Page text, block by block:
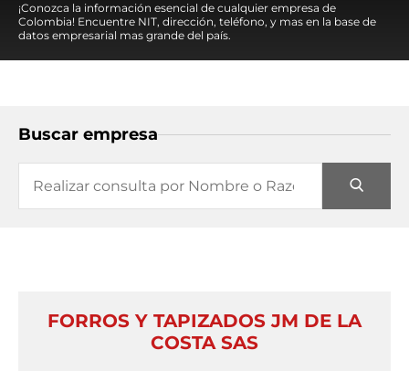
¡Conozca la información esencial de cualquier empresa de
Colombia! Encuentre NIT, dirección, teléfono, y mas en la base de
datos empresarial mas grande del país.
Buscar empresa
FORROS Y TAPIZADOS JM DE LA
COSTA SAS